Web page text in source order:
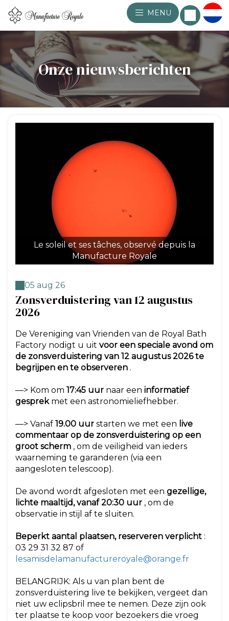
MENU
Onze nieuwsberichten
Le soleil et ses tâches, observé depuis la
Manufacture Royale
05 aug 26
Zonsverduistering van 12 augustus
2026
De Vereniging van Vrienden van de Royal Bath
Factory nodigt u uit voor een speciale avond om
de zonsverduistering van 12 augustus 2026 te
begrijpen en te observeren .
—> Kom om 17:45 uur naar een informatief
gesprekmet een astronomieliefhebber.
—> Vanaf 19.00 uur starten we met een live
commentaar op de zonsverduistering op een
groot scherm , om de veiligheid van ieders
waarneming te garanderen (via een
aangesloten telescoop).
De avond wordt afgesloten met een gezellige,
lichte maaltijd, vanaf 20:30 uur , om de
observatie in stijl af te sluiten.
Beperkt aantal plaatsen, reserveren verplicht :
03 29 31 32 87 of
lesamisdelamanufactureroyale@orange.fr
BELANGRIJK: Als u van plan bent de
zonsverduistering live te bekijken, vergeet dan
niet uw eclipsbril mee te nemen. Deze zijn ook
ter plaatse te koop voor bezoekers die vroeg